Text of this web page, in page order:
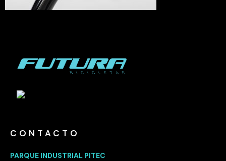
CONTACTO
PARQUE INDUSTRIAL PITEC